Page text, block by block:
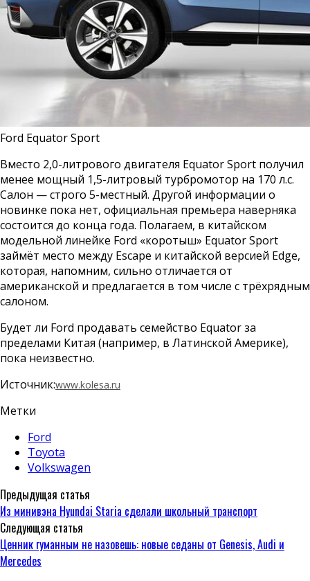
Ford Equator Sport
Вместо 2,0-литрового двигателя Equator Sport получил
менее мощный 1,5-литровый турбромотор на 170 л.с.
Салон — строго 5-местный. Другой информации о
новинке пока нет, официальная премьера наверняка
состоится до конца года. Полагаем, в китайском
модельной линейке Ford «коротыш» Equator Sport
займёт место между Escape и китайской версией Edge,
которая, напомним, сильно отличается от
американской и предлагается в том числе с трёхрядным
салоном.
Будет ли Ford продавать семейство Equator за
пределами Китая (например, в Латинской Америке),
пока неизвестно.
Источник:www.kolesa.ru
Метки
Ford
Toyota
Volkswagen
Предыдущая статья
Из минивэна Hyundai Staria сделали школьный транспорт
Следующая статья
Ценник гуманным не назовешь: новые седаны от Genesis, Audi и
Mercedes